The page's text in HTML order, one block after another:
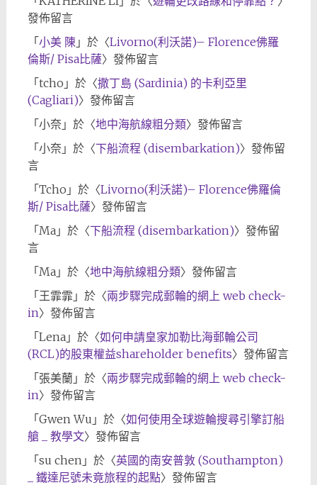
發佈留言
「小美 陳 」於〈Livorno(利沃諾)– Florence佛羅
倫斯/ Pisa比薩〉發佈留言
「tcho 」於〈撒丁島 (Sardinia) 的卡利亞里
(Cagliari)〉發佈留言
「小奈」於〈地中海航線粗分類〉發佈留言
「小奈」於〈下船流程 (disembarkation)〉發佈留
言
「Tcho 」於〈Livorno(利沃諾)– Florence佛羅倫
斯/ Pisa比薩〉發佈留言
「Ma」於〈下船流程 (disembarkation)〉發佈留
言
「Ma」於〈地中海航線粗分類〉發佈留言
「王霏霏 」於〈兩步驟完成郵輪的網上 web check-
in〉發佈留言
「Lena」於〈如何申請皇家加勒比海郵輪公司
(RCL)的股東權益shareholder benefits〉發佈留言
「張美蘭 」於〈兩步驟完成郵輪的網上 web check-
in〉發佈留言
「Gwen Wu 」於〈如何使用全球遊輪搜尋引擎訂船
艙 _ 教學文〉發佈留言
「su chen 」於〈英國的南安普敦 (Southampton)
_ 鐵達尼號未竟旅程的起點〉發佈留言